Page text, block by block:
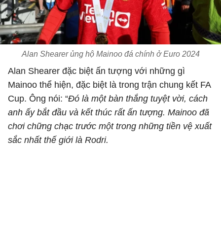
Alan Shearer ủng hộ Mainoo đá chính ở Euro 2024
Alan Shearer đặc biệt ấn tượng với những gì
Mainoo thể hiện, đặc biệt là trong trận chung kết FA
Cup. Ông nói: “Đó là một bàn thắng tuyệt vời, cách
anh ấy bắt đầu và kết thúc rất ấn tượng. Mainoo đã
chơi chững chạc trước một trong những tiền vệ xuất
sắc nhất thế giới là Rodri.